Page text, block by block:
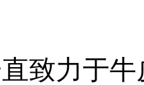
致力于